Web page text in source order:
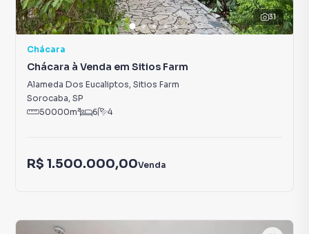
31
Chácara
Chácara à Venda em Sitios Farm
Alameda Dos Eucaliptos, Sitios Farm
Sorocaba, SP
50000m² 6 4
R$ 1.500.000,00Venda